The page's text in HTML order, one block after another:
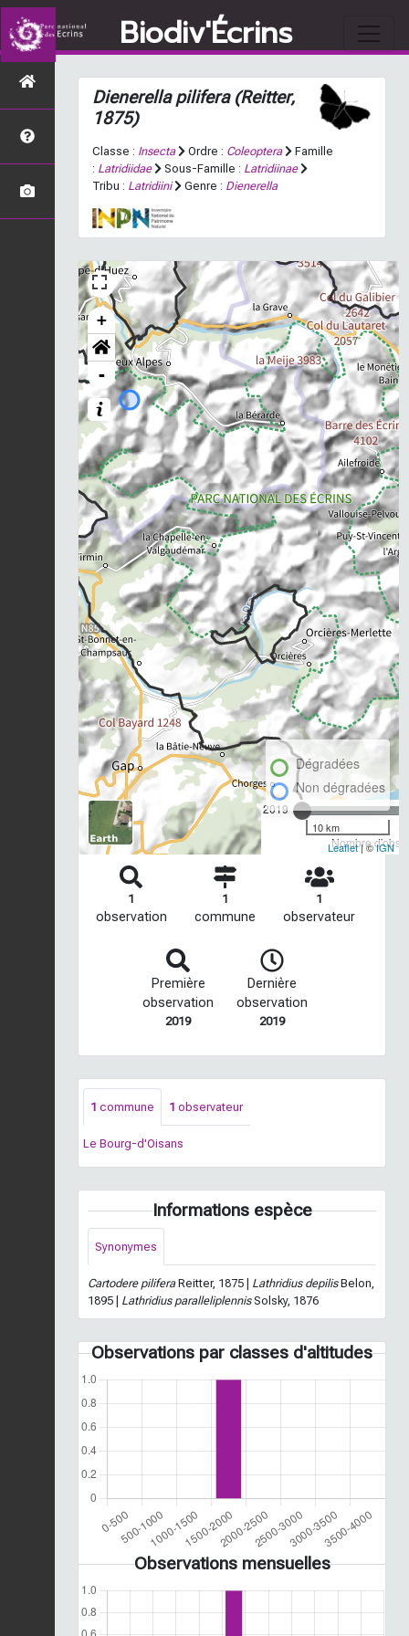
Biodiv'Écrins
Dienerella pilifera(Reitter,
1875)
Classe : Insecta Ordre : Coleoptera
Famille
: Latridiidae Sous-Famille : Latridiinae
Tribu : Latridiini Genre : Dienerella
+
-
2019
Nombre
Dégradées
Non dégradées
10 km
Leaflet| ©IGN
1
observation
1
commune
1
observateur
Première
observation
2019
Dernière
observation
2019
1 commune 1 observateur
Le Bourg-d'Oisans
Informations espèce
Synonymes
Cartodere piliferaReitter, 1875 | Lathridius depilisBelon,
1895 | Lathridius paralleliplennisSolsky, 1876
Observations par classes d'altitudes
Observations mensuelles